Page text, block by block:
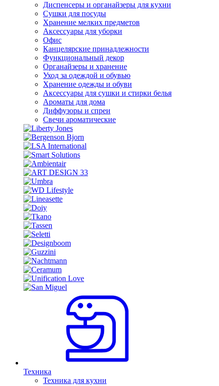
Диспенсеры и органайзеры для кухни
Сушки для посуды
Хранение мелких предметов
Аксессуары для уборки
Офис
Канцелярские принадлежности
Функциональный декор
Органайзеры и хранение
Уход за одеждой и обувью
Хранение одежды и обуви
Аксессуары для сушки и стирки белья
Ароматы для дома
Диффузоры и спреи
Свечи ароматические
Техника
Техника для кухни